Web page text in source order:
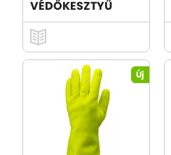
VÉDŐKESZTYŰ
Új